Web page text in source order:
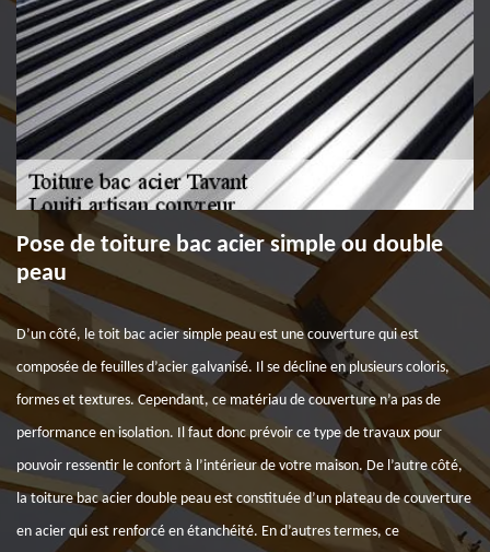
Pose de toiture bac acier simple ou double
peau
D’un côté, le toit bac acier simple peau est une couverture qui est
composée de feuilles d’acier galvanisé. Il se décline en plusieurs coloris,
formes et textures. Cependant, ce matériau de couverture n’a pas de
performance en isolation. Il faut donc prévoir ce type de travaux pour
pouvoir ressentir le confort à l’intérieur de votre maison. De l’autre côté,
la toiture bac acier double peau est constituée d’un plateau de couverture
en acier qui est renforcé en étanchéité. En d’autres termes, ce